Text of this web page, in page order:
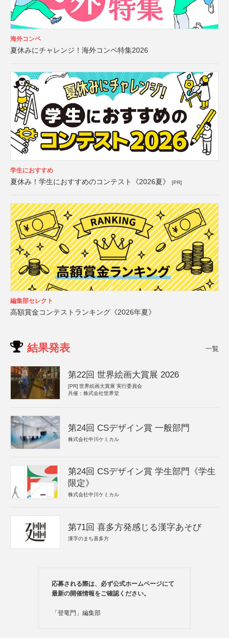
海外コンペ
夏休みにチャレンジ！海外コンペ特集2026
学生におすすめ
夏休み！学生におすすめのコンテスト《2026夏》 [PR]
編集部セレクト
高額賞金コンテストランキング《2026年夏》
結果発表 一覧
第22回 世界絵画大賞展 2026
[PR] 世界絵画大賞展 実行委員会
共催：株式会社世界堂
第24回 CSデザイン賞 一般部門
株式会社中川ケミカル
第24回 CSデザイン賞 学生部門《学生
限定》
株式会社中川ケミカル
第71回 喜多方発感じる漢字あそび
漢字のまち喜多方
応募される際は、必ず公式ホームページにて
最新の開催情報をご確認ください。
「登竜門」編集部